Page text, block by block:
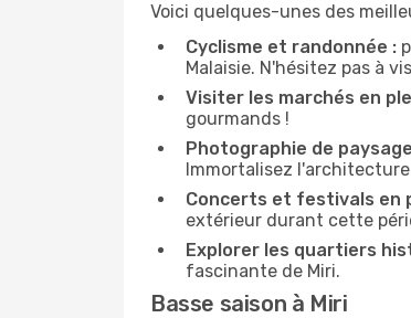
Voici quelques-unes des
Cyclisme et randonnée :
Malaisie. N'hésitez pas à
Visiter les marchés en
gourmands !
Photographie de
Immortalisez
Concerts et festivals en
extérieur durant cette
Explorer les quartiers
fascinante de Miri.
Basse saison à Miri